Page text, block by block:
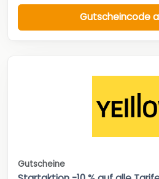
Gutscheincode
Gutscheine